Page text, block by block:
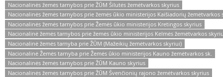
Nacionalinės žemės tarnybos prie ŽŪM Šilutės žemėtvarkos skyrius
Nacionalinės žemės tarnybos prie žemės ūkio ministerijos Kaišiadorių žemėtvarkos
Nacionalinės žemės tarnybos prie Žemės ūkio ministerijos Kretingos skyrius
Nacionalinė žemės tarnybos prie žemės ūkio ministerijos Kelmės žemėtvarkos
Nacionalinė žemės tarnyba prie ŽŪM (Mažeikių žemėtvarkos skyriui)
Nacionalinė Žemės tarnyba prie Žemės ūkio ministerijos Kauno žemėtvarkos sk.
Nacionalinės žemės tarnybos prie ŽŪM Kauno skyrius
Nacionalinės žemės tarnybos prie ŽŪM Švenčionių rajono žemėtvarkos skyrius